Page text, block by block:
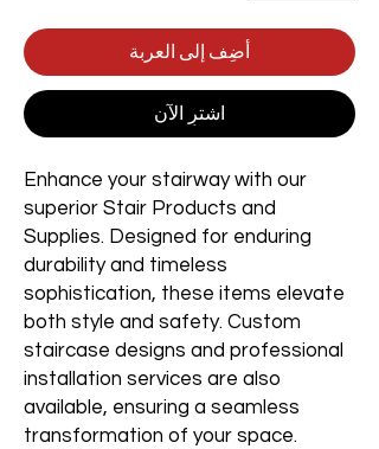
أضِف إلى العربة
اشترِ الآن
Enhance your stairway with our
superior Stair Products and
Supplies. Designed for enduring
durability and timeless
sophistication, these items elevate
both style and safety. Custom
staircase designs and professional
installation services are also
available, ensuring a seamless
transformation of your space.